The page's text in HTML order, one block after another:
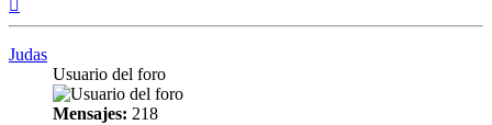
Judas
Usuario del foro
Mensajes: 218